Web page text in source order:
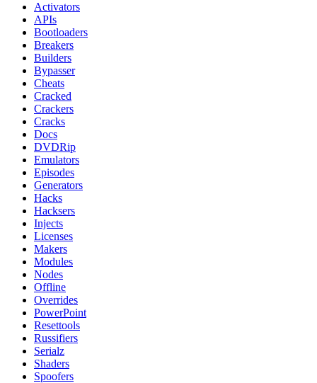
Activators
APIs
Bootloaders
Breakers
Builders
Bypasser
Cheats
Cracked
Crackers
Cracks
Docs
DVDRip
Emulators
Episodes
Generators
Hacks
Hacksers
Injects
Licenses
Makers
Modules
Nodes
Offline
Overrides
PowerPoint
Resettools
Russifiers
Serialz
Shaders
Spoofers